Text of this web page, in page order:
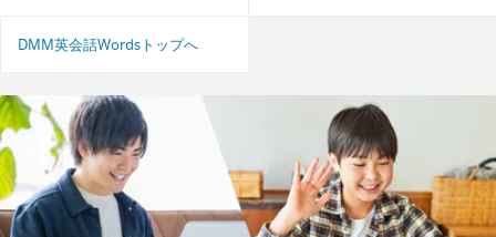
DMM英会話Wordsトップへ